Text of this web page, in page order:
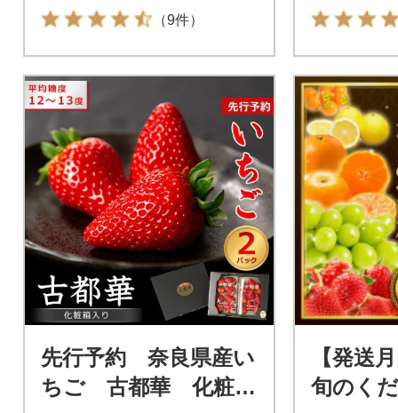
（9件）
先行予約 奈良県産い
ちご 古都華 化粧箱
【発送
旬のく